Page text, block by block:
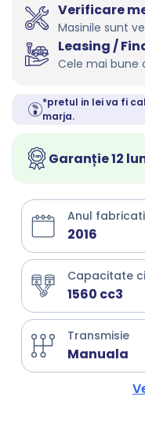
Verificare
Masinile sunt
Leasing /
Cele mai bune
*pretul in lei va fi
marja.
Garanție 12
Anul
2016
Capacitate
1560 cc3
Transmisie
Manuala